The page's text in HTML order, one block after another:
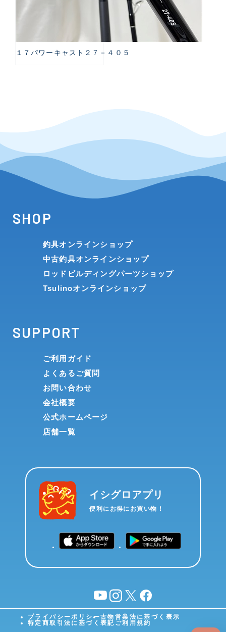
１７パワーキャスト２７－４０５
SHOP
釣具オンラインショップ
中古釣具オンラインショップ
ロッドビルディングパーツショップ
Tsulinoオンラインショップ
SUPPORT
ご利用ガイド
よくあるご質問
お問い合わせ
会社概要
公式ホームページ
店舗一覧
イシグロアプリ
便利にお得にお買い物！
YouTubeinstagram
X facebook
プライバシーポリシー古物営業法に基づく表示
特定商取引法に基づく表記 ご利用規約